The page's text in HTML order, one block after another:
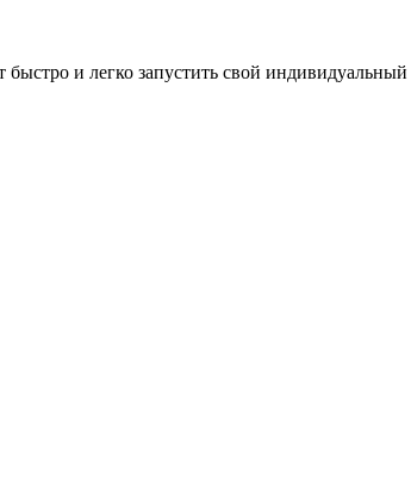
и легко запустить свой индивидуальный